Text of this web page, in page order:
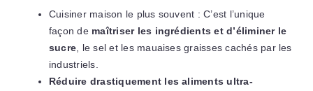
Cuisiner maison le plus souvent : C’est l’unique
façon de maîtriser les ingrédients et d’éliminer le
sucre , le sel et les mauaises graisses cachés par les
industriels.
Réduire drastiquement les aliments ultra-